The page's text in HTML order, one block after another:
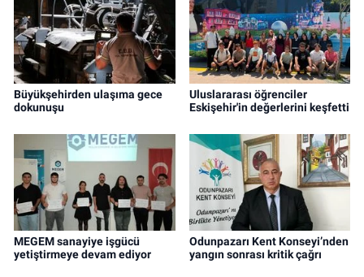
Büyükşehirden ulaşıma gece
dokunuşu
Uluslararası öğrenciler
Eskişehir'in değerlerini keşfetti
MEGEM sanayiye işgücü
yetiştirmeye devam ediyor
Odunpazarı Kent Konseyi’nden
yangın sonrası kritik çağrı